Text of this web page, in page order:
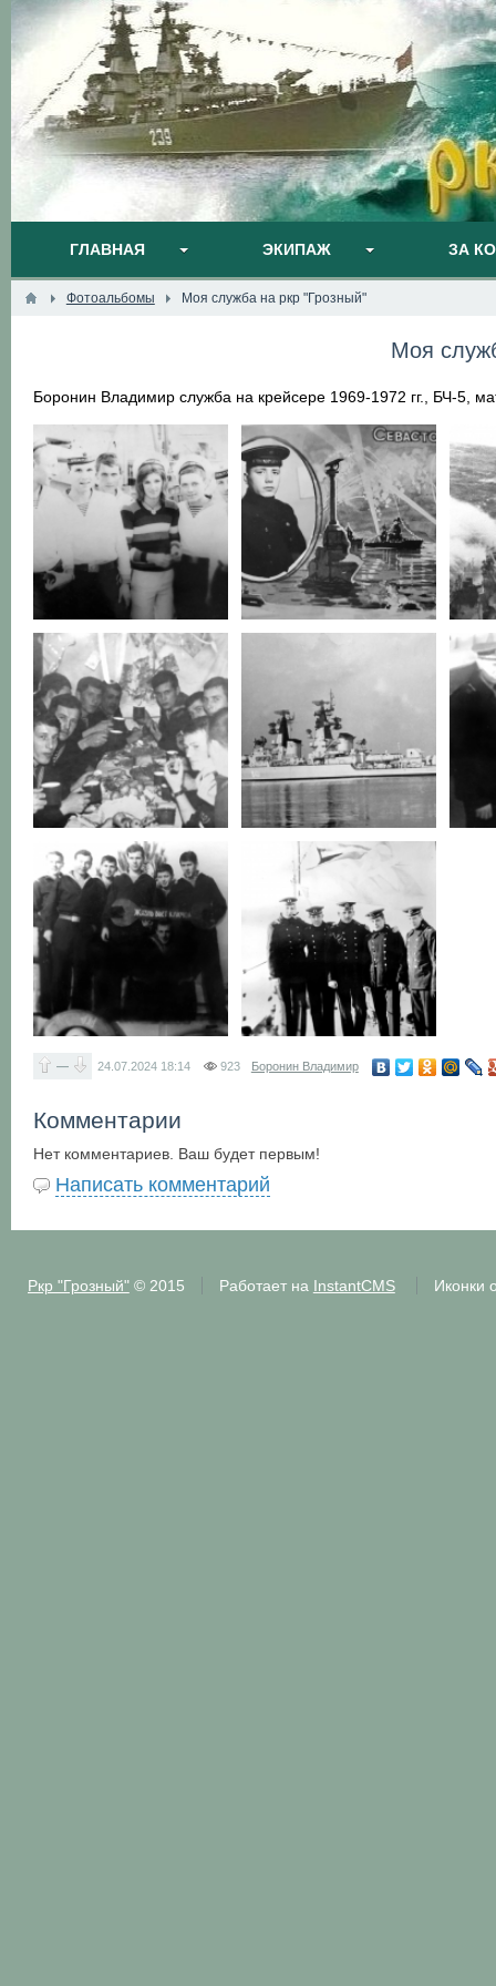
ГЛАВНАЯ ЭКИПАЖ ЗА
Фотоальбомы Моя служба на ркр "Грозный"
Моя
Боронин Владимир служба на крейсере 1969-1972 гг., БЧ-5,
— 24.07.2024 18:14 923 Боронин Владимир
Комментарии
Нет комментариев. Ваш будет первым!
Написать комментарий
Ркр "Грозный"© 2015 Работает на InstantCMS Иконки